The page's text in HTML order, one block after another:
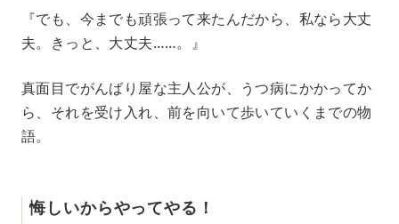
『でも、今までも頑張って来たんだから、私なら大丈
夫。きっと、大丈夫……。』
真面目でがんばり屋な主人公が、うつ病にかかってか
ら、それを受け入れ、前を向いて歩いていくまでの物
語。
悔しいからやってやる！